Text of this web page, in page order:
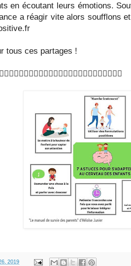
en écoutant leurs émotions.
a réagir vite alors soufflons
tous ces partages !
2019